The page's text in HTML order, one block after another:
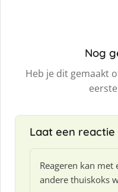
Nog
Heb je dit gemaakt
Laat een
Reageren kan met
andere thuiskoks